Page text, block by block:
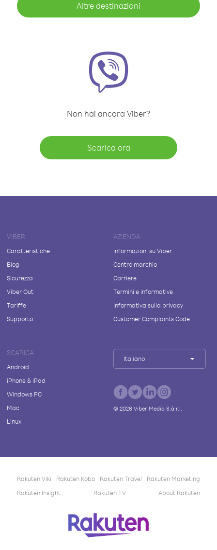
Altre destinazioni
Non hai ancora Viber?
Scarica ora
VIBER
Caratteristiche
Blog
Sicurezza
Viber Out
Tariffe
Supporto
AZIENDA
Informazioni su Viber
Centro marchio
Carriere
Termini e informative
Informativa sulla privacy
Customer Complaints Code
SCARICA
Android
iPhone & iPad
Windows PC
Mac
Linux
Italiano
© 2026Viber Media S.à r.l.
Rakuten Viki Rakuten Kobo Rakuten Travel
Rakuten Marketing
Rakuten Insight
Rakuten TV About Rakuten